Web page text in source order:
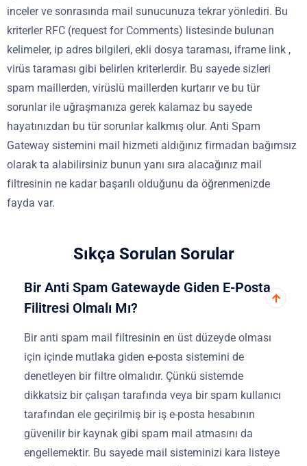
inceler ve sonrasında mail sunucunuza tekrar yönlediri. Bu
kriterler RFC (request for Comments) listesinde bulunan
kelimeler, ip adres bilgileri, ekli dosya taraması, iframe link ,
virüs taraması gibi belirlen kriterlerdir. Bu sayede sizleri
spam maillerden, virüslü maillerden kurtarır ve bu tür
sorunlar ile uğraşmanıza gerek kalamaz bu sayede
hayatınızdan bu tür sorunlar kalkmış olur. Anti Spam
Gateway sistemini mail hizmeti aldığınız firmadan bağımsız
olarak ta alabilirsiniz bunun yanı sıra alacağınız mail
filtresinin ne kadar başarılı olduğunu da öğrenmenizde
fayda var.
Sıkça Sorulan Sorular
Bir Anti Spam Gatewayde Giden E-Posta
Filitresi Olmalı Mı?
Bir anti spam mail filtresinin en üst düzeyde olması
için içinde mutlaka giden e-posta sistemini de
denetleyen bir filtre olmalıdır. Çünkü sistemde
dikkatsiz bir çalışan tarafında veya bir spam kullanıcı
tarafından ele geçirilmiş bir iş e-posta hesabının
güvenilir bir kaynak gibi spam mail atmasını da
engellemektir. Bu sayede mail sisteminizi kara listeye